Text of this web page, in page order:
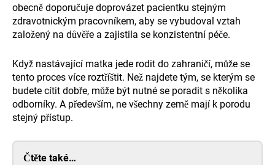
obecně doporučuje doprovázet pacientku stejným
zdravotnickým pracovníkem, aby se vybudoval vztah
založený na důvěře a zajistila se konzistentní péče.
Když nastávající matka jede rodit do zahraničí, může se
tento proces více roztříštit. Než najdete tým, se kterým se
budete cítit dobře, může být nutné se poradit s několika
odborníky. A především, ne všechny země mají k porodu
stejný přístup.
Čtěte také…